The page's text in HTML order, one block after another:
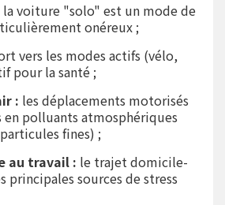
la voiture "solo" est un mode de
onéreux ;
vers les modes actifs (vélo,
pour la santé ;
: les déplacements motorisés
en polluants atmosphériques
fines) ;
au travail : le trajet domicile-
principales sources de stress